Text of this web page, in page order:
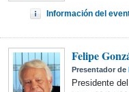
Información del
Felipe
Presentador de
Presidente